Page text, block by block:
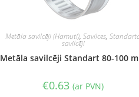
Metāla savilcēji (Hamuti),Savilces,
savilcēji
Metāla savilcēji Standart 80-100
€0.63 (ar PVN)